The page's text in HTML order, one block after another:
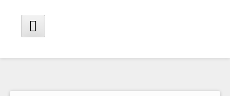
innehåll
Huvudmeny